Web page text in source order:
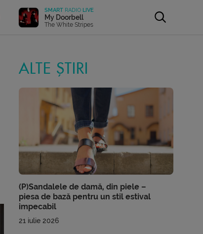
SMART RADIO LIVE
My Doorbell
The White Stripes
ALTE ȘTIRI
(P)Sandalele de damă, din piele –
piesa de bază pentru un stil estival
impecabil
21 iulie 2026